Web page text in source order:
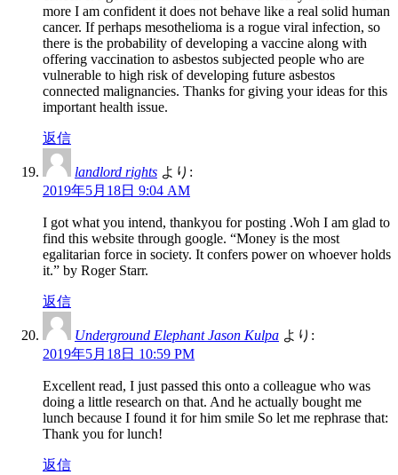
more I am confident it does not behave like a real solid human
cancer. If perhaps mesothelioma is a rogue viral infection, so
there is the probability of developing a vaccine along with
offering vaccination to asbestos subjected people who are
vulnerable to high risk of developing future asbestos
connected malignancies. Thanks for giving your ideas for this
important health issue.
返信
landlord rights より:
2019年5月18日 9:04 AM
I got what you intend, thankyou for posting .Woh I am glad to
find this website through google. “Money is the most
egalitarian force in society. It confers power on whoever holds
it.” by Roger Starr.
返信
Underground Elephant Jason Kulpa より:
2019年5月18日 10:59 PM
Excellent read, I just passed this onto a colleague who was
doing a little research on that. And he actually bought me
lunch because I found it for him smile So let me rephrase that:
Thank you for lunch!
返信